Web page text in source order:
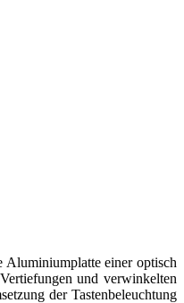
Aluminiumplatte einer optisch
und verwinkelten
der Tastenbeleuchtung